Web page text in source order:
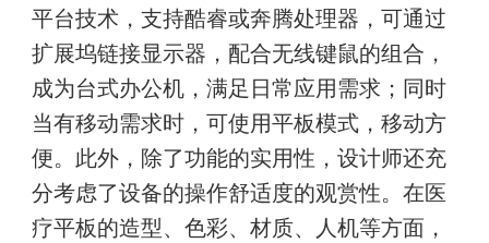
平台技术，支持酷睿或奔腾处理器，可通过
扩展坞链接显示器，配合无线键鼠的组合，
成为台式办公机，满足日常应用需求；同时
当有移动需求时，可使用平板模式，移动方
便。此外，除了功能的实用性，设计师还充
分考虑了设备的操作舒适度的观赏性。在医
疗平板的造型、色彩、材质、人机等方面，